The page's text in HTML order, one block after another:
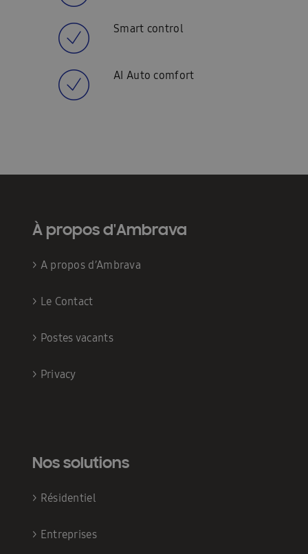
Smart control
AI Auto comfort
À propos d'Ambrava
> A propos d’Ambrava
> Le Contact
> Postes vacants
> Privacy
Nos solutions
> Résidentiel
> Entreprises